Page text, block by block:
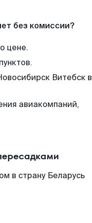
без комиссии?
цене.
Витебск в
авиакомпаний,
в страну Беларусь